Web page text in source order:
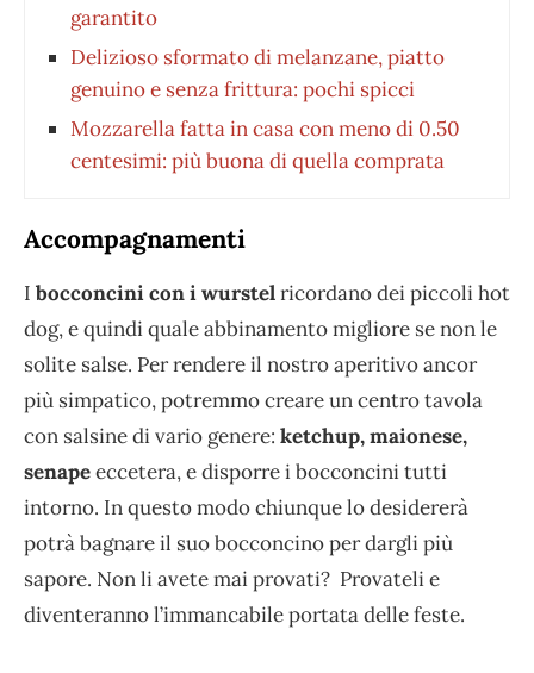
garantito
Delizioso sformato di melanzane, piatto
genuino e senza frittura: pochi spicci
Mozzarella fatta in casa con meno di 0.50
centesimi: più buona di quella comprata
Accompagnamenti
I bocconcini con i wurstelricordano dei piccoli hot
dog, e quindi quale abbinamento migliore se non le
solite salse. Per rendere il nostro aperitivo ancor
più simpatico, potremmo creare un centro tavola
con salsine di vario genere: ketchup, maionese,
senapeeccetera, e disporre i bocconcini tutti
intorno. In questo modo chiunque lo desidererà
potrà bagnare il suo bocconcino per dargli più
sapore. Non li avete mai provati? Provateli e
diventeranno l’immancabile portata delle feste.